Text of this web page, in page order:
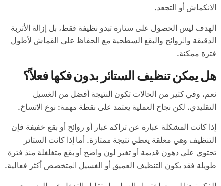
الانكماش أو التجعد.
الهدف ليس الحصول على ستارة تبدو نظيفة فقط، بل إزالة الأتربة
الدقيقة والروائح والبقع السطحية مع الحفاظ على القماش لأطول
فترة ممكنة.
هل يمكن تنظيف الستائر بدون فكها فعلاً؟
نعم، وفي كثير من الحالات تكون النتيجة أفضل من الغسيل
التقليدي. لكن نجاح العملية يعتمد على نقطة مهمة: نوع الاتساخ.
إذا كانت المشكلة عبارة عن تراكم غبار أو روائح أو بقع خفيفة فإن
التنظيف وهي معلقة يعطي نتيجة ممتازة. أما إذا كانت الستائر
تحتوي على دهون قديمة أو تغير لون واضح أو بقع متغلغلة منذ فترة
طويلة فقد يكون التنظيف العميق أو الغسيل المتخصص أكثر فعالية.